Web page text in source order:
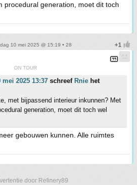
procedural generation, moet dit toch
10 mei 2025 @ 15:19 • 28
ON TOUR
mei 2025 13:37 schreef Rnie het
met bijpassend interieur inkunnen? Met
generation, moet dit toch wel
gebouwen kunnen. Alle ruimtes
door Refinery89